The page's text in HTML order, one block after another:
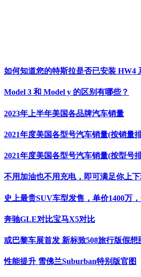
如何知道您的特斯拉是否已安装 HW4
Model 3 和 Model y 的区别有哪些？
2023年上半年美国各品牌汽车销量
2021年度美国各型号汽车销量(按销量
2021年度美国各型号汽车销量(按型号
不用加油也不用充电，即可满足你上下
史上最贵SUV车型发售，单价1400万
奔驰GLE对比宝马X5对比
或巴黎车展首发 新标致508旅行版假想
性能提升 雪佛兰Suburban特别版官图